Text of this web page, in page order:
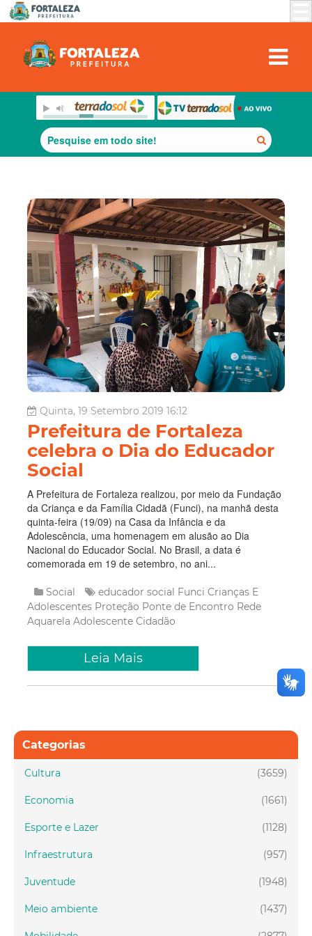
Quinta, 19 Setembro 2019 16:12
Prefeitura de Fortaleza
celebra o Dia do Educador
Social
A Prefeitura de Fortaleza realizou, por meio da Fundação
da Criança e da Família Cidadã (Funci), na manhã desta
quinta-feira (19/09) na Casa da Infância e da
Adolescência, uma homenagem em alusão ao Dia
Nacional do Educador Social. No Brasil, a data é
comemorada em 19 de setembro, no ani...
Social educador social Funci Crianças E
Adolescentes Proteção Ponte de Encontro Rede
Aquarela Adolescente Cidadão
Leia Mais
Categorias
(3659)
Cultura
(1661)
Economia
(1128)
Esporte e Lazer
(957)
Infraestrutura
(1948)
Juventude
(1437)
Meio ambiente